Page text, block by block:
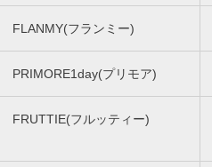
FLANMY(フランミー)
PRIMORE1day(プリモア)
FRUTTIE(フルッティー)